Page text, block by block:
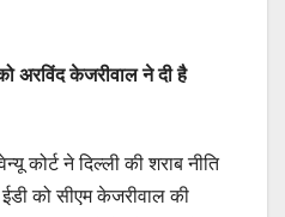
अरविंद केजरीवाल ने दी है
कोर्ट ने दिल्ली की शराब नीति
को सीएम केजरीवाल की